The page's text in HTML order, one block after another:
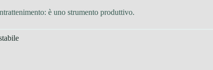
è uno strumento produttivo.